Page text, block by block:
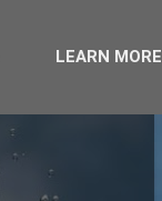
LEARN MORE